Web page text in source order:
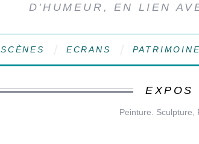
D'HUMEUR, EN LIEN
SCÈNES ECRANS PATRIMOINE
EXPOS
Peinture. Sculpture,